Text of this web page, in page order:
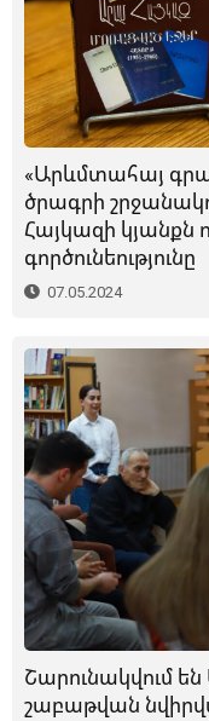
«Արևմտահայ
ծրագրի
Հայկազի
գործունեությունը
07.05.2024
Շարունակվում
շաբաթվան